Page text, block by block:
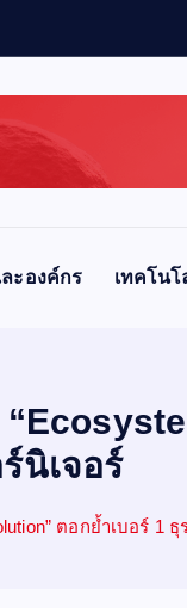
ะองค์กร เทคโน
นิเจอร์
ตอกย้ำเบอร์ 1